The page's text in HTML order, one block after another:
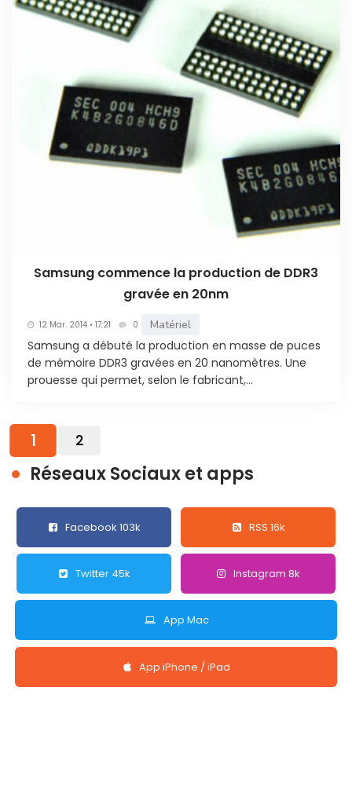
Samsung commence la production de DDR3
gravée en 20nm
12 Mar. 2014 • 17:21 0 Matériel
Samsung a débuté la production en masse de puces
de mémoire DDR3 gravées en 20 nanomètres. Une
prouesse qui permet, selon le fabricant,...
1 2
Réseaux Sociaux et apps
Facebook 103k RSS 16k
Twitter 45k Instagram 8k
App Mac
App iPhone / iPad